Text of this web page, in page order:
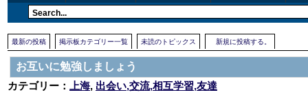
最新の投稿 掲示板カテゴリー一覧 未読のトピックス 新規に投稿する。
お互いに勉強しましょう
カテゴリー：
上海, 出会い,交流,相互学習,友達